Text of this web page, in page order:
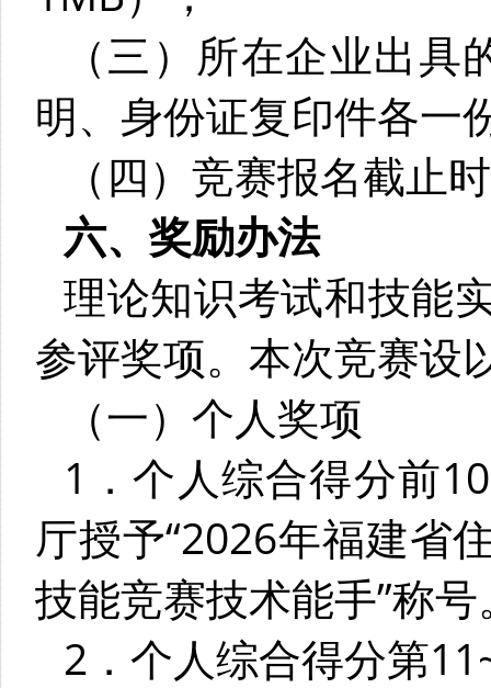
（三）所在企业出
明、身份证复印件各一
（四）竞赛报名截止
六、奖励办法
理论知识考试和技能
参评奖项。本次竞赛设
（一）个人奖项
1．个人综合得分前
厅授予“2026年福建省
技能竞赛技术能手”称号
2．个人综合得分第